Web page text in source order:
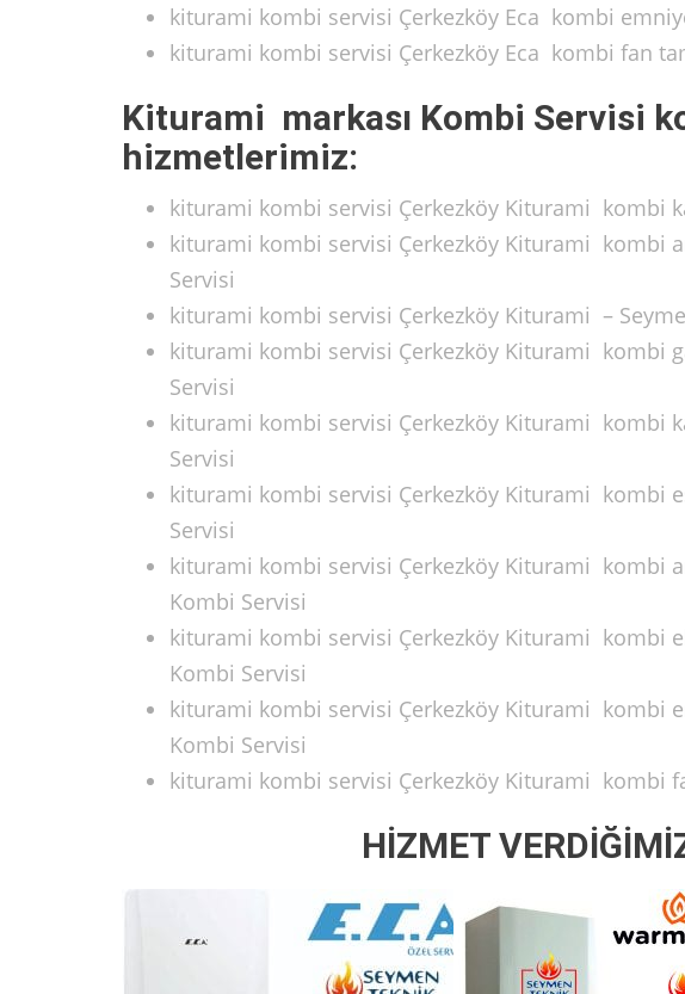
kiturami kombi servisi Çerkezköy Eca kombi
kiturami kombi servisi Çerkezköy Eca kombi fan
Kiturami markası Kombi Servisi
hizmetlerimiz:
kiturami kombi servisi Çerkezköy Kiturami kombi
kiturami kombi servisi Çerkezköy Kiturami kombi
Servisi
kiturami kombi servisi Çerkezköy Kiturami –
kiturami kombi servisi Çerkezköy Kiturami kombi
Servisi
kiturami kombi servisi Çerkezköy Kiturami kombi
Servisi
kiturami kombi servisi Çerkezköy Kiturami kombi
Servisi
kiturami kombi servisi Çerkezköy Kiturami kombi
Kombi Servisi
kiturami kombi servisi Çerkezköy Kiturami kombi
Kombi Servisi
kiturami kombi servisi Çerkezköy Kiturami kombi
Kombi Servisi
kiturami kombi servisi Çerkezköy Kiturami kombi
HİZMET